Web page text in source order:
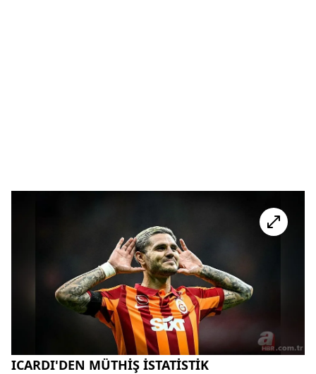
ICARDI'DEN MÜTHİŞ İSTATİSTİK